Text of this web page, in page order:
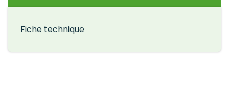
Fiche technique